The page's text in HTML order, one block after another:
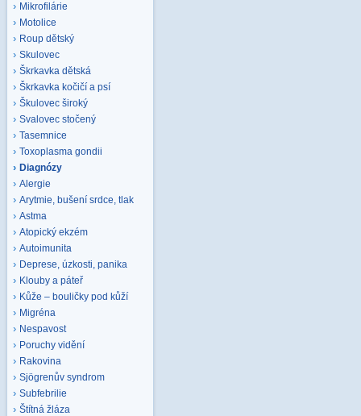
Mikrofilárie
Motolice
Roup dětský
Skulovec
Škrkavka dětská
Škrkavka kočičí a psí
Škulovec široký
Svalovec stočený
Tasemnice
Toxoplasma gondii
Diagnózy
Alergie
Arytmie, bušení srdce, tlak
Astma
Atopický ekzém
Autoimunita
Deprese, úzkosti, panika
Klouby a páteř
Kůže – bouličky pod kůží
Migréna
Nespavost
Poruchy vidění
Rakovina
Sjögrenův syndrom
Subfebrilie
Štítná žláza